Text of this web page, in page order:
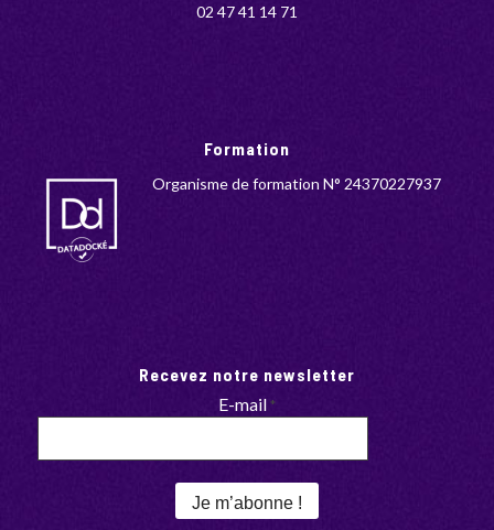
02 47 41 14 71
Formation
Organisme de formation N° 24370227937
Recevez notre newsletter
E-mail*